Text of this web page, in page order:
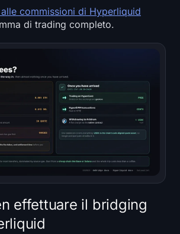
commissioni di Hyperliquid
di trading completo.
effettuare il bridging